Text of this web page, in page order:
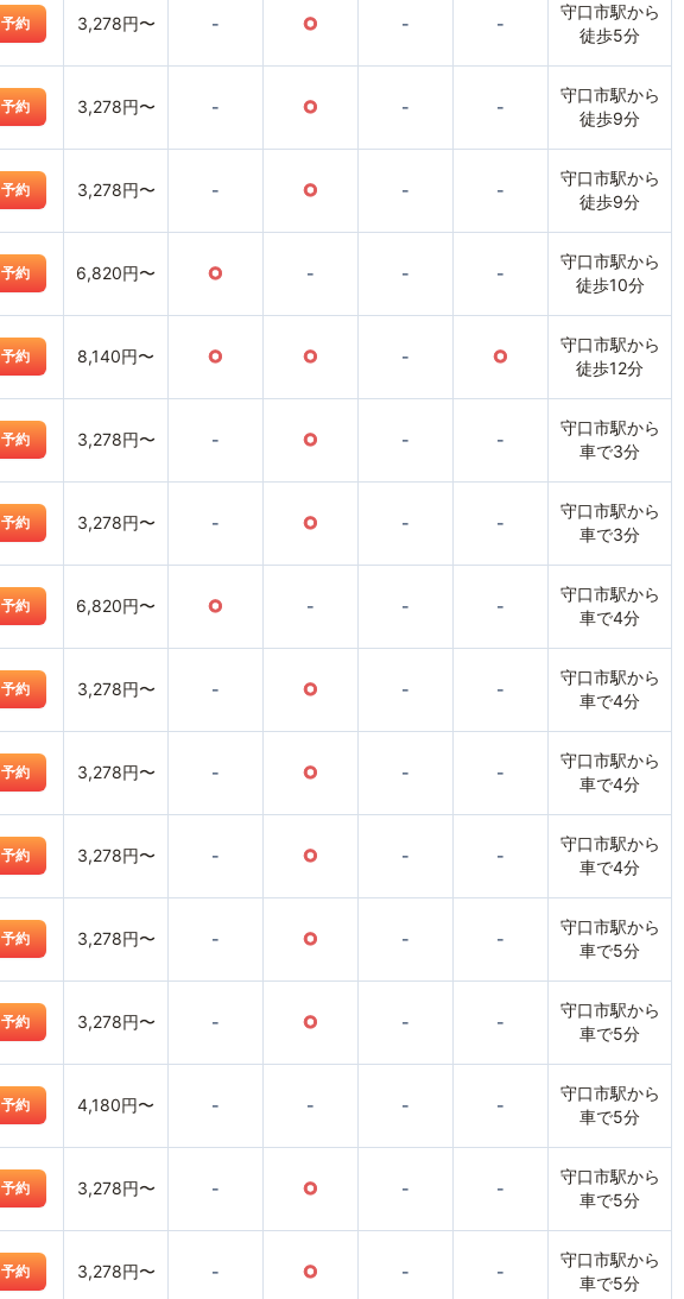
予約 3,278円〜 - ○ - -
守口市駅から
徒歩5分
予約 3,278円〜 - ○ - -
守口市駅から
徒歩9分
予約 3,278円〜 - ○ - -
守口市駅から
徒歩9分
予約 6,820円〜 ○ - - -
守口市駅から
徒歩10分
予約 8,140円〜 ○ ○ - ○
守口市駅から
徒歩12分
予約 3,278円〜 - ○ - -
守口市駅から
車で3分
予約 3,278円〜 - ○ - -
守口市駅から
車で3分
予約 6,820円〜 ○ - - -
守口市駅から
車で4分
予約 3,278円〜 - ○ - -
守口市駅から
車で4分
予約 3,278円〜 - ○ - -
守口市駅から
車で4分
予約 3,278円〜 - ○ - -
守口市駅から
車で4分
予約 3,278円〜 - ○ - -
守口市駅から
車で5分
予約 3,278円〜 - ○ - -
守口市駅から
車で5分
予約 4,180円〜 - - - -
守口市駅から
車で5分
予約 3,278円〜 - ○ - -
守口市駅から
車で5分
予約 3,278円〜 - ○ - -
守口市駅から
車で5分